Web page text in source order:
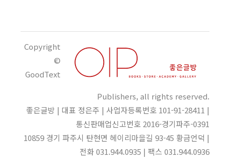
Copyright
©
GoodText
Publishers, all rights reserved.
좋은글방 | 대표 정은주 | 사업자등록번호 101-91-28411 |
통신판매업신고번호 2016-경기파주-0391
10859 경기 파주시 탄현면 헤이리마을길 93-45 황금언덕 |
전화 031.944.0935 | 팩스 031.944.0936